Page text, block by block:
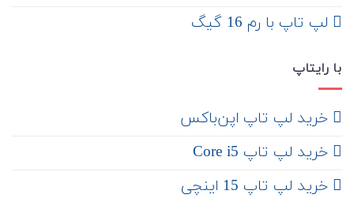
لپ تاپ با رم 16 گیگ
با رایتاپ
‌ خرید لپ تاپ اپن‌باکس
خرید لپ تاپ Core i5
‌‌ خرید لپ تاپ 15 اینچی